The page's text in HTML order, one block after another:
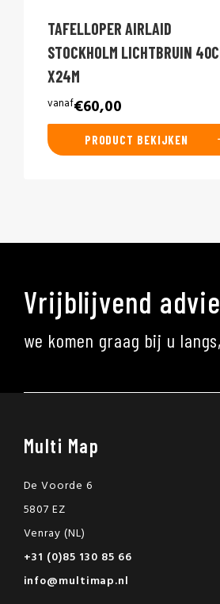
TAFELLOPER AIRLAID
STOCKHOLM LICHTBRUIN
X24M
vanaf€60,00
PRODUCT BEKIJKEN
Vrijblijvend
we komen graag bij u
Multi Map
De Voorde 6
5807 EZ
Venray (NL)
+31 (0)85 130 85 66
info@multimap.nl